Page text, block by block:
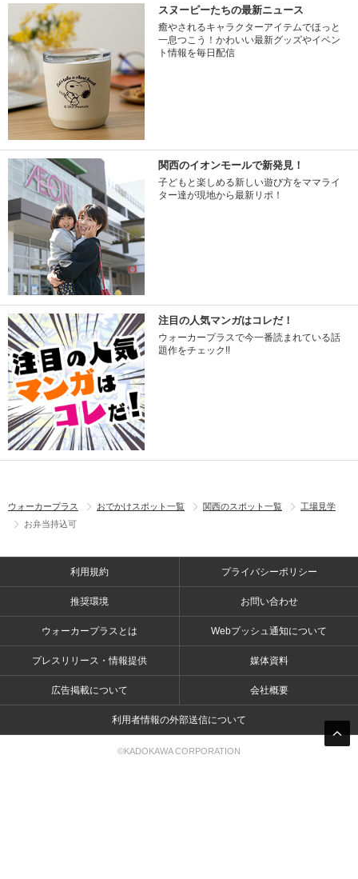
スヌーピーたちの最新ニュース
癒やされるキャラクターアイテムでほっと
一息つこう！かわいい最新グッズやイベン
ト情報を毎日配信
関西のイオンモールで新発見！
子どもと楽しめる新しい遊び方をママライ
ター達が現地から最新リポ！
注目の人気マンガはコレだ！
ウォーカープラスで今一番読まれている話
題作をチェック!!
ウォーカープラス おでかけスポット一覧 関西のスポット一覧
工場見学
お弁当持込可
利用規約 プライバシーポリシー
推奨環境 お問い合わせ
ウォーカープラスとは Webプッシュ通知について
プレスリリース・情報提供 媒体資料
広告掲載について 会社概要
利用者情報の外部送信について
©KADOKAWA CORPORATION